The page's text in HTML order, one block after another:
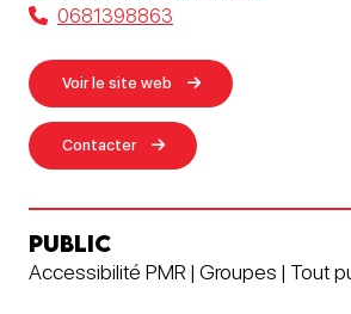
0681398863
Voir le site web
Contacter
PUBLIC
Accessibilité PMR | Groupes | Tout